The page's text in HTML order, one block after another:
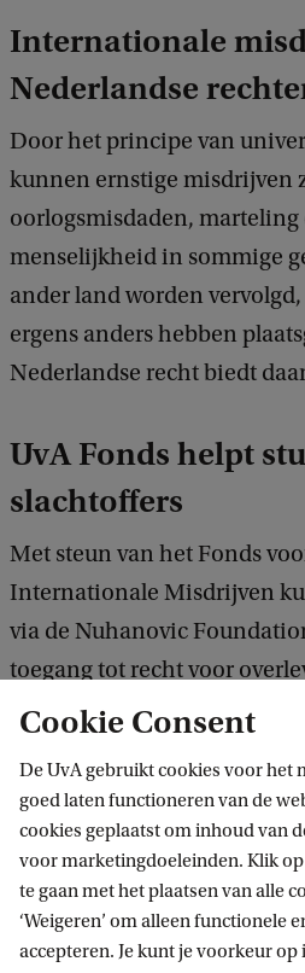
Internationale
Nederlandse
Door het principe van
kunnen ernstige misdrijven
oorlogsmisdaden, marteling
menselijkheid in sommige
ander land worden
ergens anders hebben
Nederlandse recht biedt
UvA Fonds helpt
slachtoffers
Met steun van het Fonds
Internationale Misdrijven
via de Nuhanovic
toegang tot recht voor
internationale misdrijven.
doen binnen een
ondanks haar bescheiden
impact heeft. Zo versterken
ontwikkeling van nieuwe
ook de toegang tot recht
Cookie Consent
De UvA gebruikt cookies voor het
goed laten functioneren van de
cookies geplaatst om inhoud van
voor marketingdoeleinden. Klik op
te gaan met het plaatsen van alle
‘Weigeren’ om alleen functionele
accepteren. Je kunt je voorkeur